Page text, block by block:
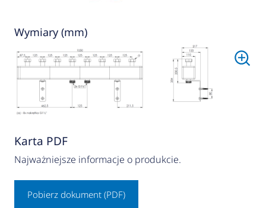
Wymiary (mm)
Karta PDF
Najważniejsze informacje o produkcie.
Pobierz dokument (PDF)